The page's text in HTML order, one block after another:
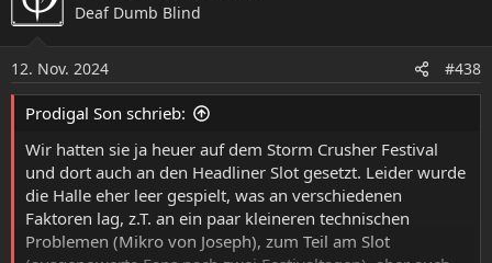
Deaf Dumb Blind
12. Nov. 2024 #438
Prodigal Son schrieb:
Wir hatten sie ja heuer auf dem Storm Crusher Festival
und dort auch an den Headliner Slot gesetzt. Leider wurde
die Halle eher leer gespielt, was an verschiedenen
Faktoren lag, z.T. an ein paar kleineren technischen
Problemen (Mikro von Joseph), zum Teil am Slot